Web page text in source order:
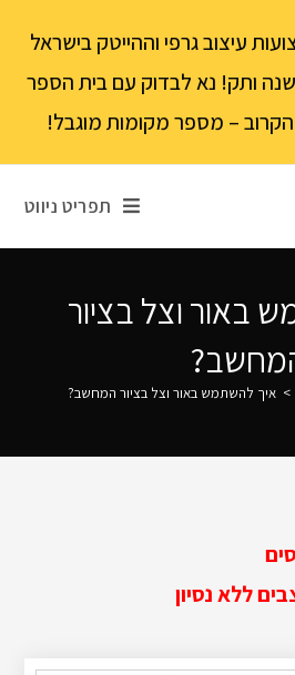
עיצוב גרפי וההייטק בישראל
03-6202111 - עם 15 שנה ותק! נא לבדוק עם בית הספר
– מספר מקומות מוגבל!
תפריט ניווט
באור וצל בציור
> איך להשתמש באור וצל בציור המחשב?
ללא נסיון